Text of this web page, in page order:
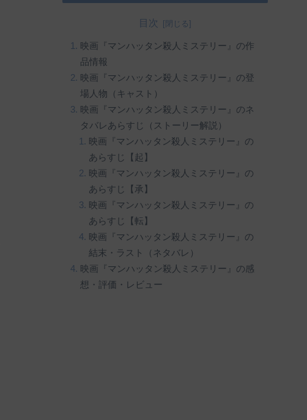
目次
映画『マンハッタン殺人ミステリー』の作
品情報
映画『マンハッタン殺人ミステリー』の登
場人物（キャスト）
映画『マンハッタン殺人ミステリー』のネ
タバレあらすじ（ストーリー解説）
映画『マンハッタン殺人ミステリー』の
あらすじ【起】
映画『マンハッタン殺人ミステリー』の
あらすじ【承】
映画『マンハッタン殺人ミステリー』の
あらすじ【転】
映画『マンハッタン殺人ミステリー』の
結末・ラスト（ネタバレ）
映画『マンハッタン殺人ミステリー』の感
想・評価・レビュー